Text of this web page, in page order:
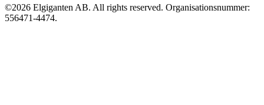
©2026 Elgiganten AB. All rights reserved. Organisationsnummer:
556471-4474.